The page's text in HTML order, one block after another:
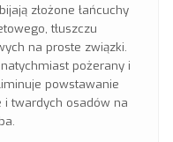
złożone łańcuchy
tłuszczu
na proste związki.
pożerany i
powstawanie
twardych osadów na